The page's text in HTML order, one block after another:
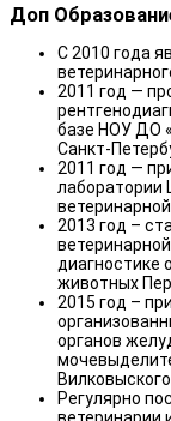
Доп
С 2010 года
2011 год —
базе НОУ ДО
Санкт-
2011 год —
лаборатории
ветеринарной
2013 год –
диагностике
животных
2015 год –
органов
Регулярно
ветеринарии